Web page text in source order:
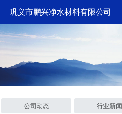
巩义市鹏兴净水材料有限公司
公司动态 行业新闻